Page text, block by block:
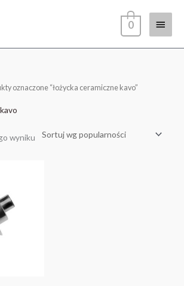
menu
0
oznaczone “łożycka ceramiczne kavo”
wyniku